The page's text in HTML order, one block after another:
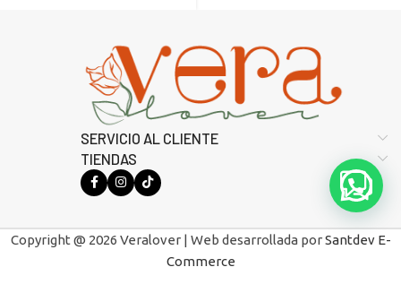
SERVICIO AL CLIENTE
TIENDAS
Copyright @ 2026 Veralover | Web desarrollada porSantdev E-
Commerce